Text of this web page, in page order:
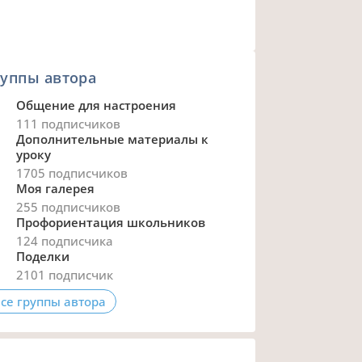
автора
Общение для настроения
111 подписчиков
Дополнительные материалы к
уроку
1705 подписчиков
Моя галерея
255 подписчиков
Профориентация школьников
124 подписчика
Поделки
2101 подписчик
группы автора